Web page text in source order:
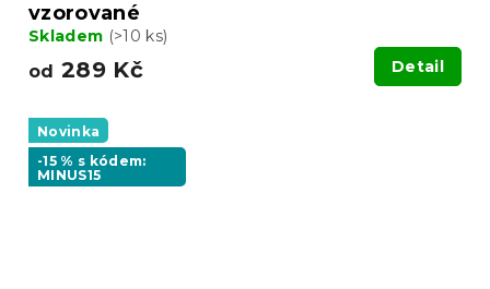
vzorované
Skladem (>10 ks)
od 289 Kč Detail
Novinka
-15 % s kódem:
MINUS15